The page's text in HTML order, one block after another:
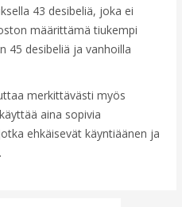
43 desibeliä, joka ei
määrittämä tiukempi
45 desibeliä ja vanhoilla
merkittävästi myös
aina sopivia
ehkäisevät käyntiäänen ja